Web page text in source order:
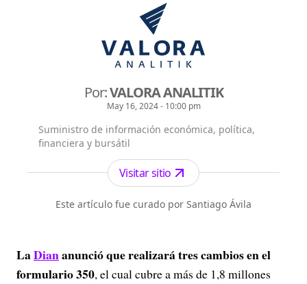
Por:VALORA ANALITIK
May 16, 2024 - 10:00 pm
Suministro de información económica, política,
financiera y bursátil
Visitar sitio
Este artículo fue curado por Santiago Ávila
LaDiananunció que realizará tres cambios en el
formulario 350, el cual cubre a más de 1,8 millones